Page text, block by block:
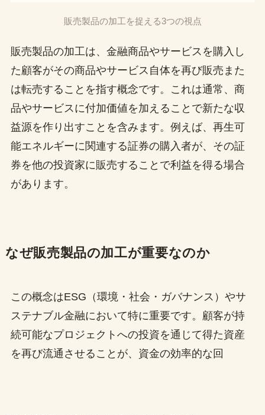
販売製品の加工を捉える3つの視点
販売製品の加工は、金融商品やサービスを購入し
た顧客がその商品やサービス自体を再び販売また
は転売することを指す概念です。これは通常、商
品やサービスに付加価値を加えることで新たな収
益源を作り出すことを含みます。例えば、再生可
能エネルギーに関連する証券の購入者が、その証
券を他の投資家に販売することで利益を得る場合
があります。
なぜ販売製品の加工が重要なのか
この概念はESG（環境・社会・ガバナンス）やサ
ステナブル金融において特に重要です。顧客が持
続可能なプロジェクトへの投資を通じて得た資産
を再び流通させることが、資金の効率的な回